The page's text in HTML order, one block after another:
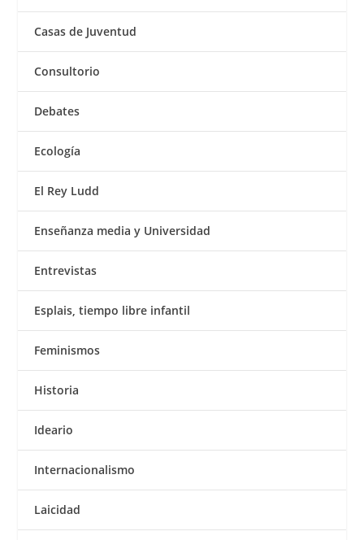
Casas de Juventud
Consultorio
Debates
Ecología
El Rey Ludd
Enseñanza media y Universidad
Entrevistas
Esplais, tiempo libre infantil
Feminismos
Historia
Ideario
Internacionalismo
Laicidad